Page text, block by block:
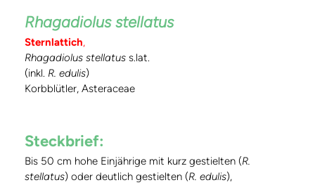
Rhagadiolus stellatus
Sternlattich,
Rhagadiolus stellatus s.lat.
(inkl. R. edulis)
Korbblütler, Asteraceae
Steckbrief:
Bis 50 cm hohe Einjährige mit kurz gestielten (R.
stellatus) oder deutlich gestielten (R. edulis),